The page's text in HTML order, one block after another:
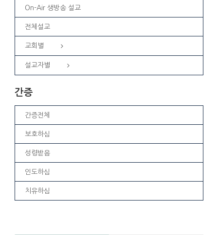
On-Air 생방송 설교
전체설교
교회별
설교자별
간증
간증전체
보호하심
성령받음
인도하심
치유하심